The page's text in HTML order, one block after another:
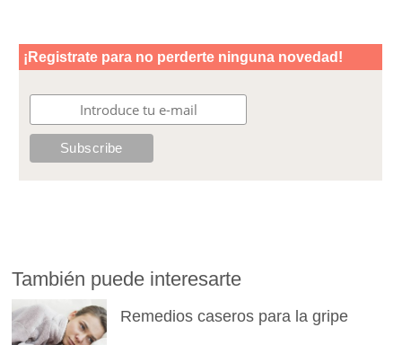
También puede interesarte
Remedios caseros para la gripe